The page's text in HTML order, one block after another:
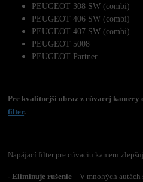
PEUGEOT 308 SW (combi)
PEUGEOT 406 SW (combi)
PEUGEOT 407 SW (combi)
PEUGEOT 5008
PEUGEOT Partner
Pre kvalitnejší obraz z cúvacej
filter.
Napájací filter pre cúvaciu kameru
- Eliminuje rušenie – V mnohých